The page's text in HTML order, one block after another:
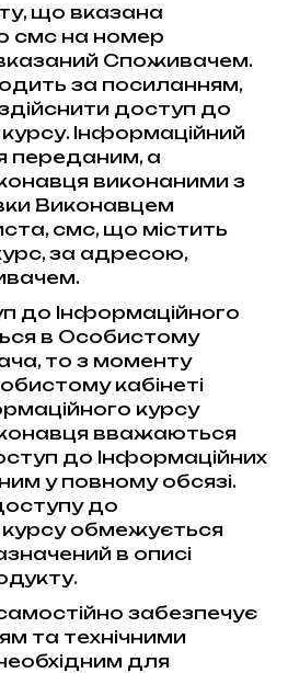
що вказана
смс на номер
Споживачем.
за посиланням,
доступ до
Інформаційний
переданим, а
виконаними з
Виконавцем
смс, що містить
за адресою,
до Інформаційного
в Особистому
то з моменту
кабінеті
курсу
вважаються
до Інформаційних
у повному обсязі.
до
обмежується
в описі
забезпечує
та технічними
для